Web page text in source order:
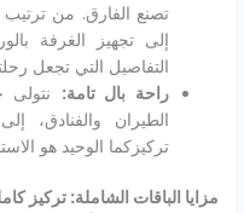
تصنع الفارق. من
إلى تجهيز الغرفة
التفاصيل التي تجعل
راحة بال تامة: نتولى
الطيران والفنادق،
تركيزكما الوحيد هو
مزايا الباقات الشاملة: تركيز